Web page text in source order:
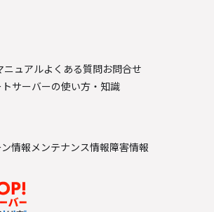
ニュアルよくある質問お問合せ
サーバーの使い方・知識
情報メンテナンス情報障害情報